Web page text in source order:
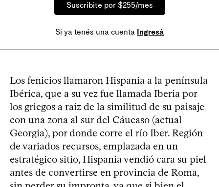
Suscribite por $255/mes
Si ya tenés una cuenta Ingresá
Los fenicios llamaron Hispania a la península
Ibérica, que a su vez fue llamada Iberia por
los griegos a raíz de la similitud de su paisaje
con una zona al sur del Cáucaso (actual
Georgia), por donde corre el río Iber. Región
de variados recursos, emplazada en un
estratégico sitio, Hispania vendió cara su piel
antes de convertirse en provincia de Roma,